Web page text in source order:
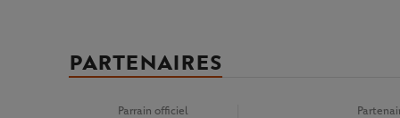
PARTENAIRES
Parrain officiel